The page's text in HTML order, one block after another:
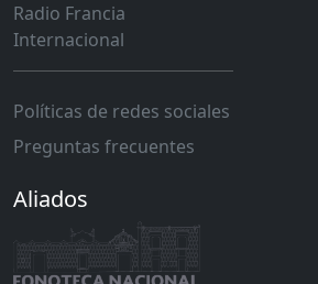
Radio Francia
Internacional
Políticas de redes sociales
Preguntas frecuentes
Aliados